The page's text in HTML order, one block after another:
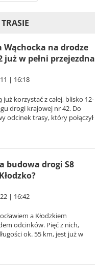
Wąchocka na drodze
już w pełni przejezdna
| 16:18
korzystać z całej, blisko 12-
drogi krajowej nr 42. Do
odcinek trasy, który połączył
budowa drogi S8
| 16:42
a Kłodzkiem
odcinków. Pięć z nich,
ok. 55 km, jest już w